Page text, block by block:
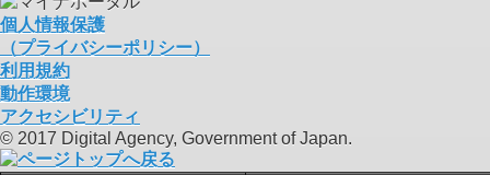
個人情報保護
（プライバシーポリシー）
利用規約
動作環境
アクセシビリティ
© 2017 Digital Agency, Government of Japan.